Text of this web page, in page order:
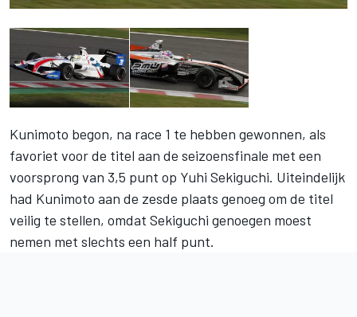
Kunimoto begon, na race 1 te hebben gewonnen, als
favoriet voor de titel aan de seizoensfinale met een
voorsprong van 3,5 punt op Yuhi Sekiguchi. Uiteindelijk
had Kunimoto aan de zesde plaats genoeg om de titel
veilig te stellen, omdat Sekiguchi genoegen moest
nemen met slechts een half punt.